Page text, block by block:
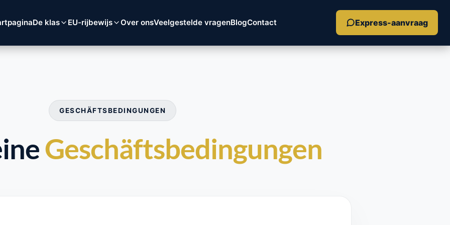
De klas EU-rijbewijs Over onsVeelgestelde vragenBlogContact Express-aanvraag
GESCHÄFTSBEDINGUNGEN
Geschäftsbedingungen